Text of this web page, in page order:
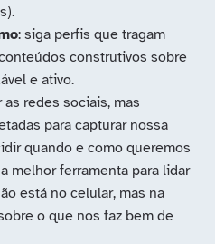
: siga perfis que tragam
construtivos sobre
e ativo.
redes sociais, mas
para capturar nossa
quando e como queremos
melhor ferramenta para lidar
está no celular, mas na
o que nos faz bem de